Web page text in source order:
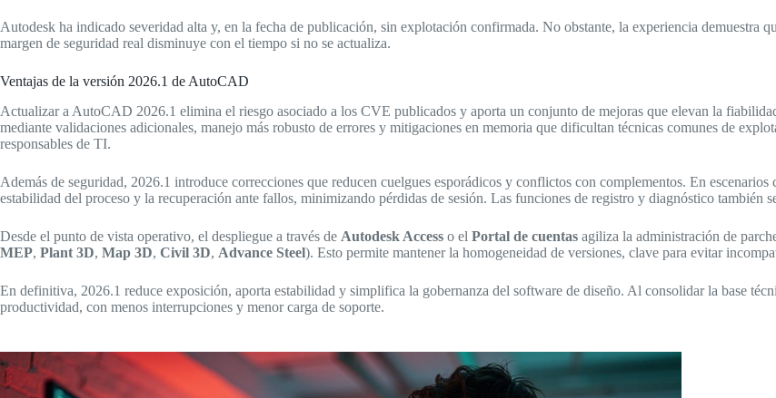
Autodesk ha indicado severidad alta y, en la fecha de publicación, sin explotación confirmada. No obstante, la experiencia demuestra
margen de seguridad real disminuye con el tiempo si no se actualiza.
Ventajas de la versión 2026.1 de AutoCAD
Actualizar a AutoCAD 2026.1 elimina el riesgo asociado a los CVE publicados y aporta un conjunto de mejoras que elevan la
mediante validaciones adicionales, manejo más robusto de errores y mitigaciones en memoria que dificultan técnicas comunes de
responsables de TI.
Además de seguridad, 2026.1 introduce correcciones que reducen cuelgues esporádicos y conflictos con complementos. En
estabilidad del proceso y la recuperación ante fallos, minimizando pérdidas de sesión. Las funciones de registro y diagnóstico también
Desde el punto de vista operativo, el despliegue a través de Autodesk Access o el Portal de cuentas agiliza la administración de
MEP, Plant 3D, Map 3D, Civil 3D, Advance Steel). Esto permite mantener la homogeneidad de versiones, clave para evitar
En definitiva, 2026.1 reduce exposición, aporta estabilidad y simplifica la gobernanza del software de diseño. Al consolidar la base
productividad, con menos interrupciones y menor carga de soporte.